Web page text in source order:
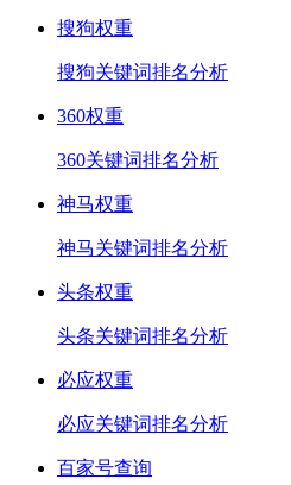
搜狗权重
搜狗关键词排名分析
360权重
360关键词排名分析
神马权重
神马关键词排名分析
头条权重
头条关键词排名分析
必应权重
必应关键词排名分析
百家号查询